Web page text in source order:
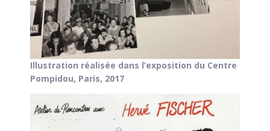
Illustration réalisée dans l’exposition du Centre
Pompidou, Paris, 2017